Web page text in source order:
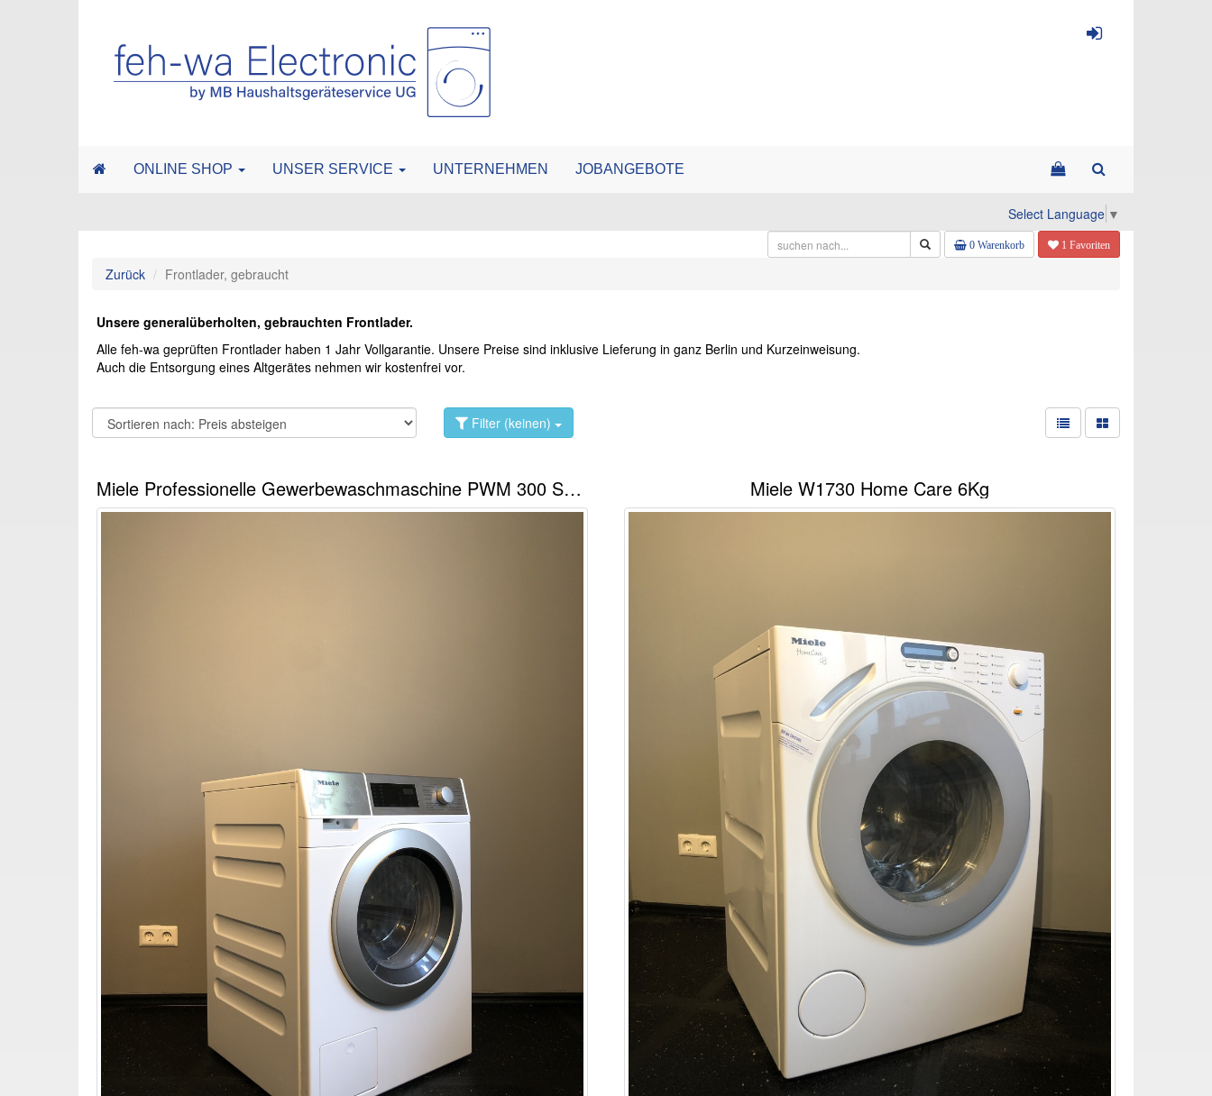
ONLINE SHOP UNSER SERVICE UNTERNEHMEN JOBANGEBOTE
Select Language ▼
0 Warenkorb 1 Favoriten
Zurück Frontlader, gebraucht
Unsere generalüberholten, gebrauchten Frontlader.
Alle feh-wa geprüften Frontlader haben 1 Jahr Vollgarantie. Unsere Preise sind inklusive Lieferung in ganz Berlin und Kurzeinweisung.
Auch die Entsorgung eines Altgerätes nehmen wir kostenfrei vor.
Filter (keinen)
Miele Professionelle Gewerbewaschmaschine PWM 300 Smart Miele W1730 Home Care 6Kg